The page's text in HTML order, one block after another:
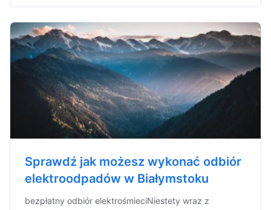
Sprawdź jak możesz wykonać odbiór
elektroodpadów w Białymstoku
bezpłatny odbiór elektrośmieciNiestety wraz z